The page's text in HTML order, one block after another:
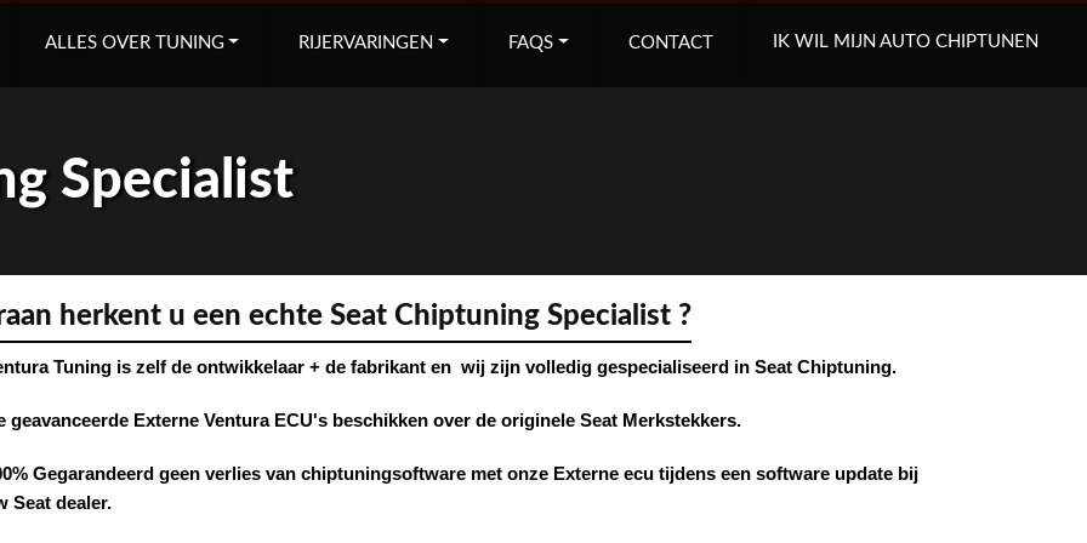
ALLES OVER TUNING RIJERVARINGEN FAQS CONTACT IK WIL MIJN AUTO CHIPTUNEN
Specialist
herkent u een echte Seat Chiptuning Specialist ?
Tuning is zelf de ontwikkelaar + de fabrikant en wij zijn volledig gespecialiseerd in Seat Chiptuning.
geavanceerde Externe Ventura ECU's beschikken over de originele Seat Merkstekkers.
Gegarandeerd geen verlies van chiptuningsoftware met onze Externe ecu tijdens een software update bij
Seat dealer.